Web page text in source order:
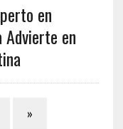
en
Advierte en
»